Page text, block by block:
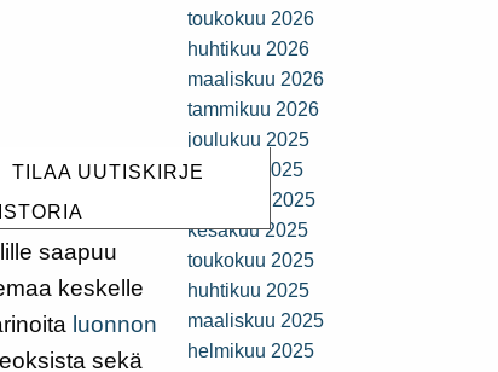
TILAA UUTISKIRJE
löydät
saapuu
keskelle
luonnon
sekä
toukokuu 2026
huhtikuu 2026
maaliskuu 2026
tammikuu 2026
joulukuu 2025
lokakuu 2025
heinäkuu 2025
kesäkuu 2025
toukokuu 2025
huhtikuu 2025
maaliskuu 2025
helmikuu 2025